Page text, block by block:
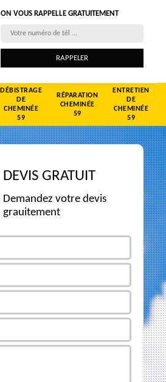
ON VOUS RAPPELLE GRATUITEMENT
DÉBISTRAGE
DE
CHEMINÉE
59
RÉPARATION
CHEMINÉE
59
ENTRETIEN
DE
CHEMINÉE
59
DEVIS GRATUIT
Demandez votre devis
grauitement